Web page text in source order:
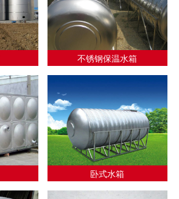
不锈钢保温水箱
卧式水箱